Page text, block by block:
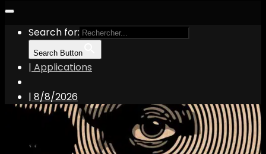
Search for:
Search Button
| Applications
| 8/8/2026